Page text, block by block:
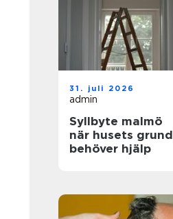
31. juli 2026
admin
Syllbyte malmö
när husets grund
behöver hjälp